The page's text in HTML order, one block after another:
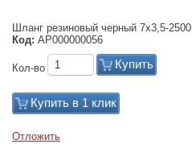
Шланг резиновый черный 7х3,5-2500
Код: АР000000056
Кол-во Купить
Купить в 1 клик
Отложить